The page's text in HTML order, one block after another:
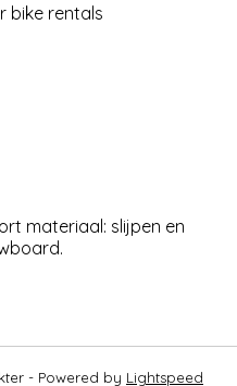
bike rentals
materiaal: slijpen en
- Powered by Lightspeed